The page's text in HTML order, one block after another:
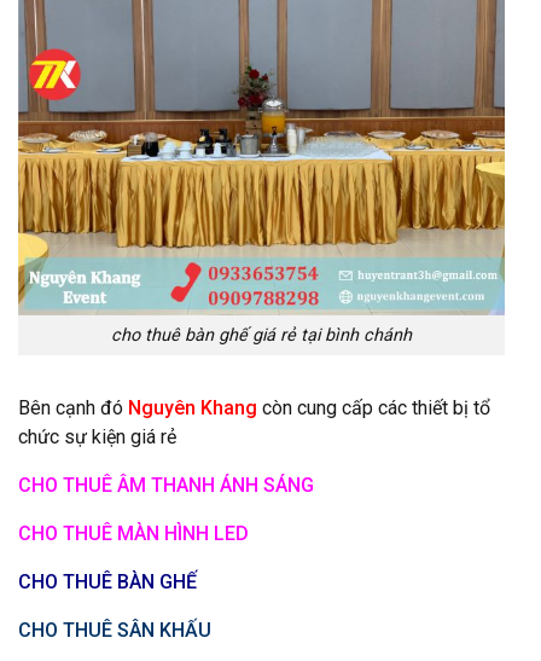
cho thuê bàn ghế giá rẻ tại bình chánh
Bên cạnh đó Nguyên Khang còn cung cấp các thiết bị tổ
chức sự kiện giá rẻ
CHO THUÊ ÂM THANH ÁNH SÁNG
CHO THUÊ MÀN HÌNH LED
CHO THUÊ BÀN GHẾ
CHO THUÊ SÂN KHẤU